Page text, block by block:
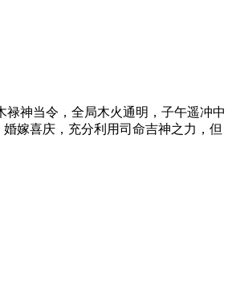
神当令，全局木火通明，子午遥冲中
嫁喜庆，充分利用司命吉神之力，但